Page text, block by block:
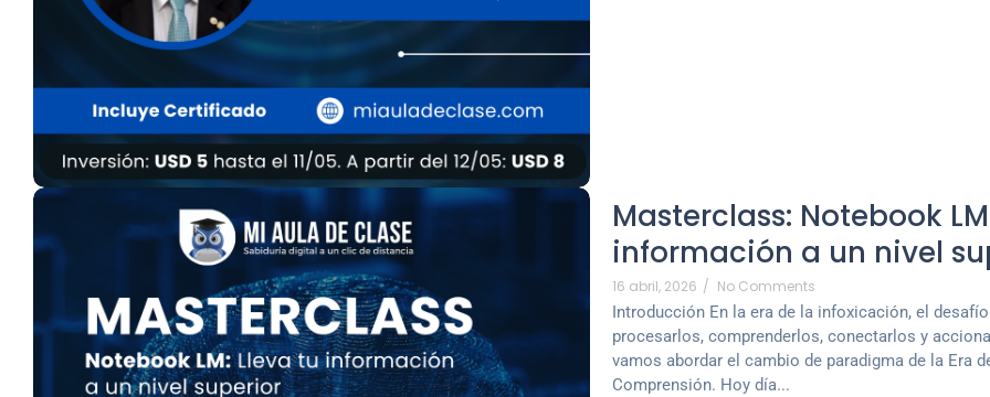
Masterclass: Notebook
información a un nivel
16 abril, 2026 / No Comments
Introducción En la era de la infoxicación, el
procesarlos, comprenderlos, conectarlos y
vamos abordar el cambio de paradigma de la Era
Comprensión. Hoy día...